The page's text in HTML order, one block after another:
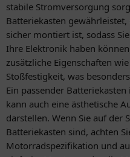
stabile Stromversorgung
Batteriekasten
sicher montiert ist, sodass
Ihre Elektronik haben
zusätzliche Eigenschaften
Stoßfestigkeit, was
Ein passender
kann auch eine ästhetische
darstellen. Wenn Sie auf der
Batteriekasten sind, achten
Motorradspezifikation und